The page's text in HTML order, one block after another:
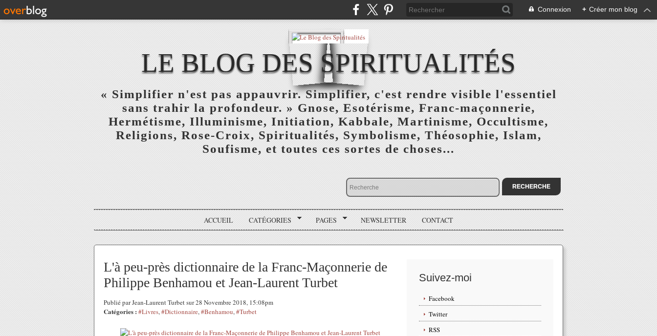
Connexion + Créer mon blog
LE BLOG DES SPIRITUALITÉS
« Simplifier n'est pas appauvrir. Simplifier, c'est rendre visible l'essentiel
sans trahir la profondeur. » Gnose, Esotérisme, Franc-maçonnerie,
Hermétisme, Illuminisme, Initiation, Kabbale, Martinisme, Occultisme,
Religions, Rose-Croix, Spiritualités, Symbolisme, Théosophie, Islam,
Soufisme, et toutes ces sortes de choses...
ACCUEIL CATÉGORIES PAGES NEWSLETTER CONTACT
L'à peu-près dictionnaire de la Franc-Maçonnerie de
Philippe Benhamou et Jean-Laurent Turbet
Publié par Jean-Laurent Turbet sur 28 Novembre 2018, 15:08pm
Catégories : #Livres,#Dictionnaire,#Benhamou,#Turbet
Suivez-moi
Facebook
Twitter
RSS